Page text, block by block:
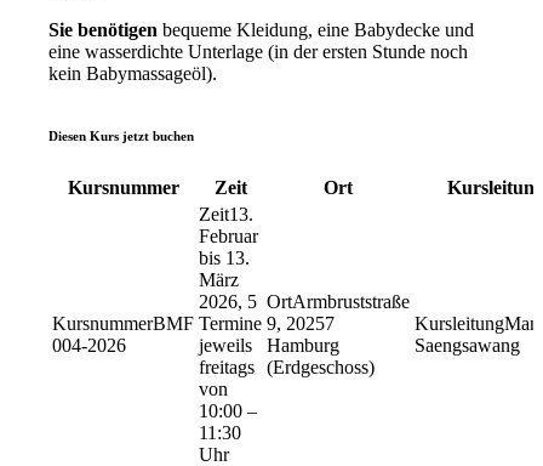
Sie benötigen bequeme Kleidung, eine Babydecke und
eine wasserdichte Unterlage (in der ersten Stunde noch
kein Babymassageöl).
Diesen Kurs jetzt buchen
Kursnummer Zeit Ort Kursleitung
BMF
004-2026
13.
Februar
bis 13.
März
2026, 5
Termine
jeweils
freitags
von
10:00 –
11:30
Uhr
Armbruststraße
9, 20257
Hamburg
(Erdgeschoss)
Saengsawang